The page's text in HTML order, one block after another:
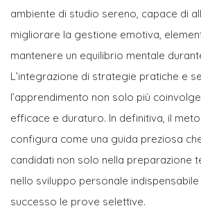
ambiente di studio sereno, capace di
migliorare la gestione emotiva,
mantenere un equilibrio mentale
L’integrazione di strategie pratiche e
l’apprendimento non solo più
efficace e duraturo. In definitiva, il
configura come una guida preziosa
candidati non solo nella preparazione
nello sviluppo personale
successo le prove selettive.